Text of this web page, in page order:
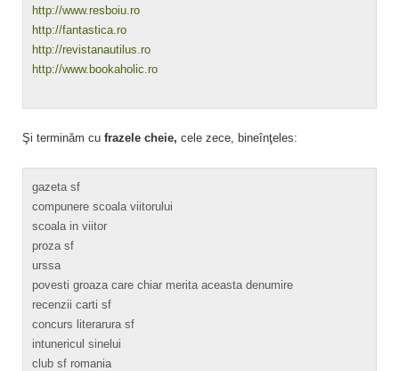
http://www.resboiu.ro
http://fantastica.ro
http://revistanautilus.ro
http://www.bookaholic.ro
Şi terminăm cu frazele cheie, cele zece, bineînţeles:
gazeta sf
compunere scoala viitorului
scoala in viitor
proza sf
urssa
povesti groaza care chiar merita aceasta denumire
recenzii carti sf
concurs literarura sf
intunericul sinelui
club sf romania